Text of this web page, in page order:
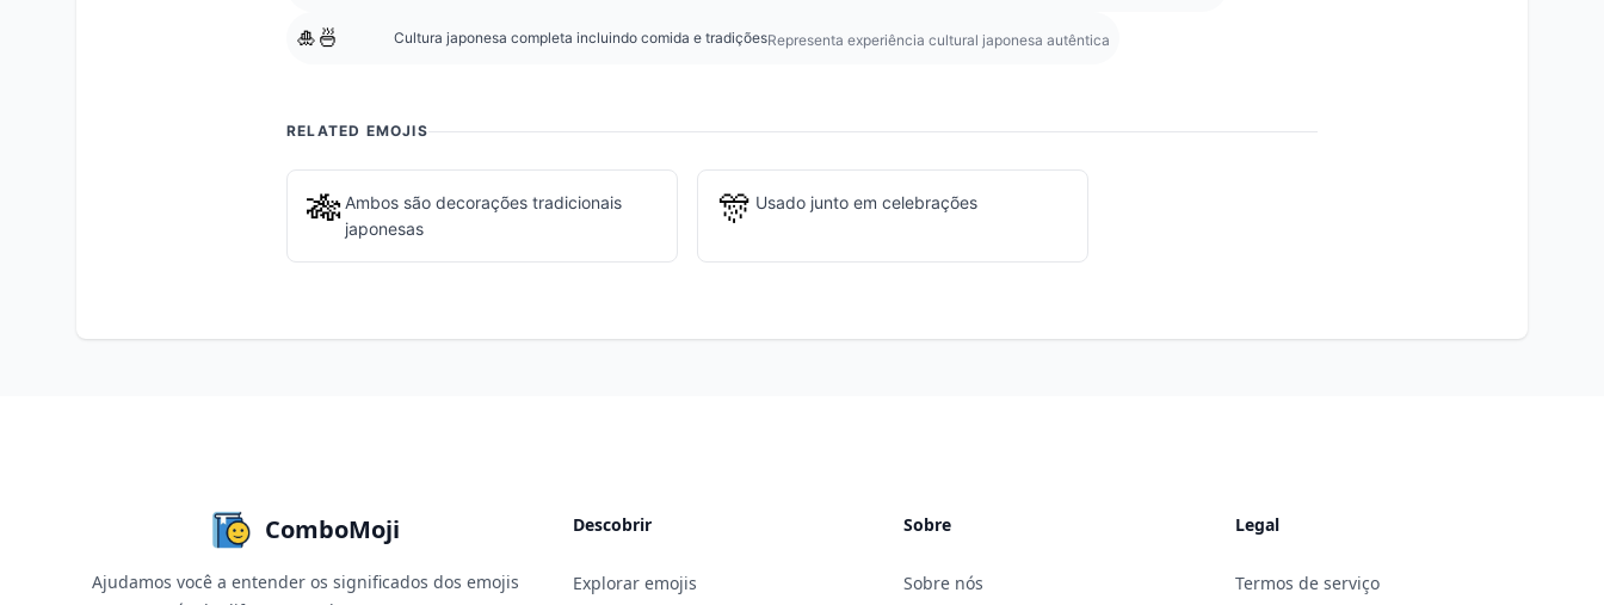
🎍🍜 Cultura japonesa completa incluindo comida e tradiçõesRepresenta experiência cultural japonesa autêntica
RELATED EMOJIS
🎋 Ambos são decorações tradicionais
japonesas
🎊 Usado junto em celebrações
ComboMoji
Ajudamos você a entender os significados dos emojis
Descobrir
Explorar emojis
Sobre
Sobre nós
Legal
Termos de serviço